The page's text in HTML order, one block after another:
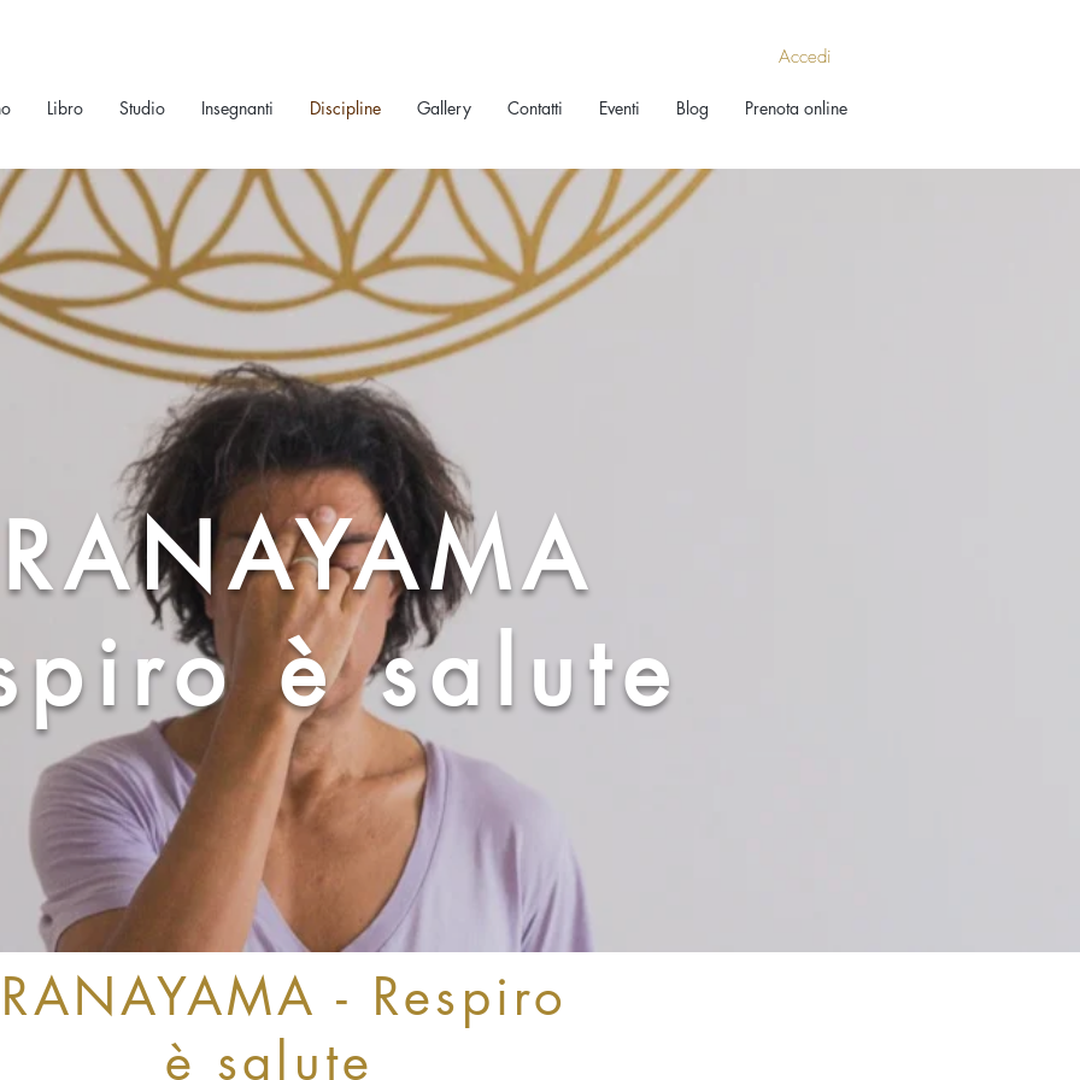
Libro Studio Insegnanti Discipline Gallery Contatti Eventi Blog Prenota online
Accedi
è salute
- Respiro
è salute